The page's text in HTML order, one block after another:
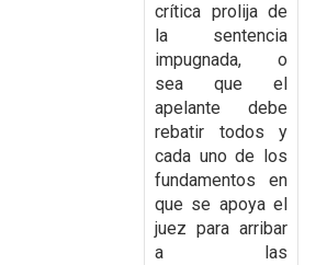
crítica prolija de
la sentencia
impugnada, o
sea que el
apelante debe
rebatir todos y
cada uno de los
fundamentos en
que se apoya el
juez para arribar
a las